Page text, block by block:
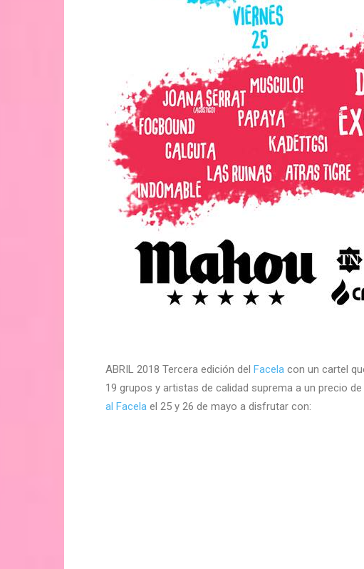
ABRIL 2018 Tercera edición del Facela con un cartel
19 grupos y artistas de calidad suprema a un precio
al Facela el 25 y 26 de mayo a disfrutar con: